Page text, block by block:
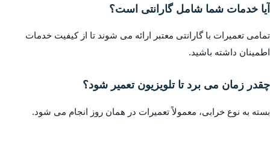
آیا خدمات شما شامل گارانتی است؟
تمامی تعمیرات با گارانتی معتبر ارائه می شوند تا از کیفیت خدمات
اطمینان داشته باشید.
چقدر زمان می برد تا تلویزیون تعمیر شود؟
بسته به نوع خرابی، معمولاً تعمیرات در همان روز انجام می شود.